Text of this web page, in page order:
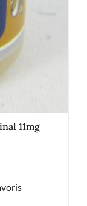
11mg